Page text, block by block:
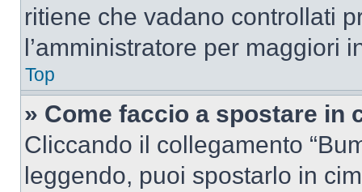
ritiene che vadano controllati
l’amministratore per maggiori
Top
» Come faccio a spostare in
Cliccando il collegamento
leggendo, puoi spostarlo in